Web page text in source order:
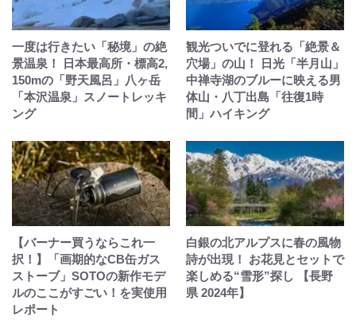
一度は行きたい「秘境」の絶
景温泉！ 日本最高所・標高2,
150mの「野天風呂」八ヶ岳
「本沢温泉」スノートレッキ
ング
観光ついでに登れる「絶景＆
穴場」の山！ 日光「半月山」
中禅寺湖のブルーに映える男
体山・八丁出島「往復1時
間」ハイキング
【バーナー買うならこれ一
択！】「画期的なCB缶ガス
ストーブ」SOTOの新作モデ
ルのここがすごい！を実使用
レポート
白銀の北アルプスに春の風物
詩が出現！ お花見とセットで
楽しめる“雪形”探し 【長野
県 2024年】